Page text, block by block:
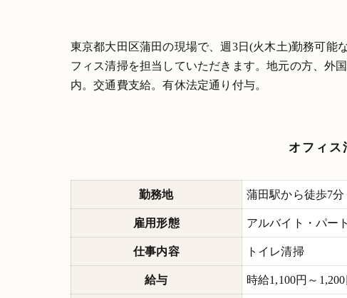
東京都大田区蒲田の現場で、週3日(火木土)勤務可能
フィス清掃を担当していただきます。地元の方、外
内。交通費支給。有休法定通り付与。
オフィス
勤務地 蒲田駅から徒歩7分
雇用形態 アルバイト・パート
仕事内容 トイレ清掃
給与 時給1,100円～1,200